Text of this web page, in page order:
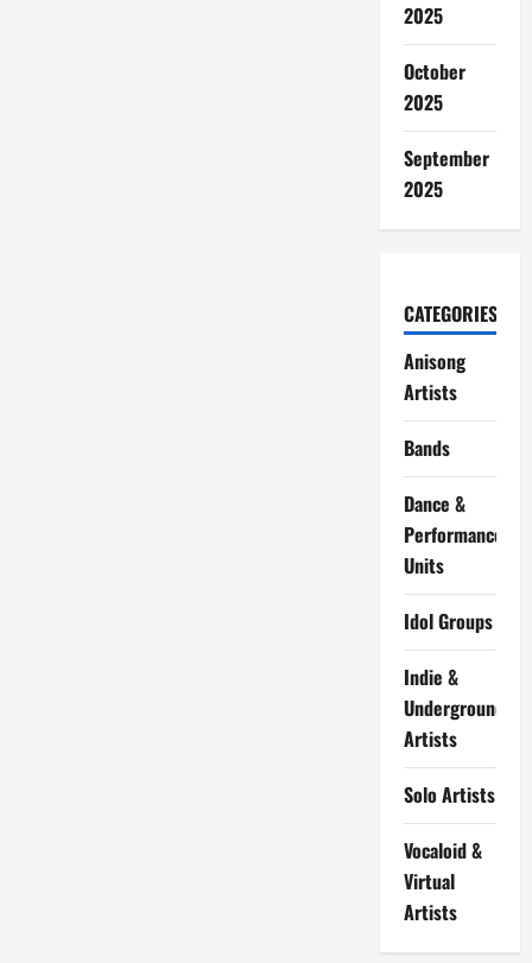
2025
October
2025
September
2025
CATEGORIES
Anisong
Artists
Bands
Dance &
Performance
Units
Idol Groups
Indie &
Underground
Artists
Solo Artists
Vocaloid &
Virtual
Artists